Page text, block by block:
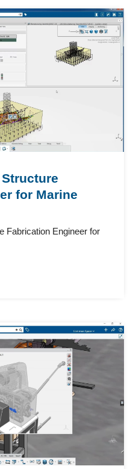
Structure
for Marine
Fabrication Engineer for